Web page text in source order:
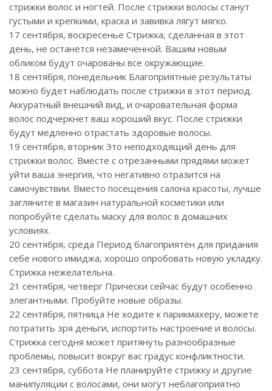
стрижки волос и ногтей. После стрижки волосы станут
густыми и крепкими, краска и завивка лягут мягко.
17 сентября, воскресенье Стрижка, сделанная в этот
день, не останется незамеченной. Вашим новым
обликом будут очарованы все окружающие.
18 сентября, понедельник Благоприятные результаты
можно будет наблюдать после стрижки в этот период.
Аккуратный внешний вид, и очаровательная форма
волос подчеркнет ваш хороший вкус. После стрижки
будут медленно отрастать здоровые волосы.
19 сентября, вторник Это неподходящий день для
стрижки волос. Вместе с отрезанными прядями может
уйти ваша энергия, что негативно отразится на
самочувствии. Вместо посещения салона красоты, лучше
загляните в магазин натуральной косметики или
попробуйте сделать маску для волос в домашних
условиях.
20 сентября, среда Период благоприятен для придания
себе нового имиджа, хорошо опробовать новую укладку.
Стрижка нежелательна.
21 сентября, четверг Прически сейчас будут особенно
элегантными. Пробуйте новые образы.
22 сентября, пятница Не ходите к парикмахеру, можете
потратить зря деньги, испортить настроение и волосы.
Стрижка сегодня может притянуть разнообразные
проблемы, повысит вокруг вас градус конфликтности.
23 сентября, суббота Не планируйте стрижку и другие
манипуляции с волосами, они могут неблагоприятно